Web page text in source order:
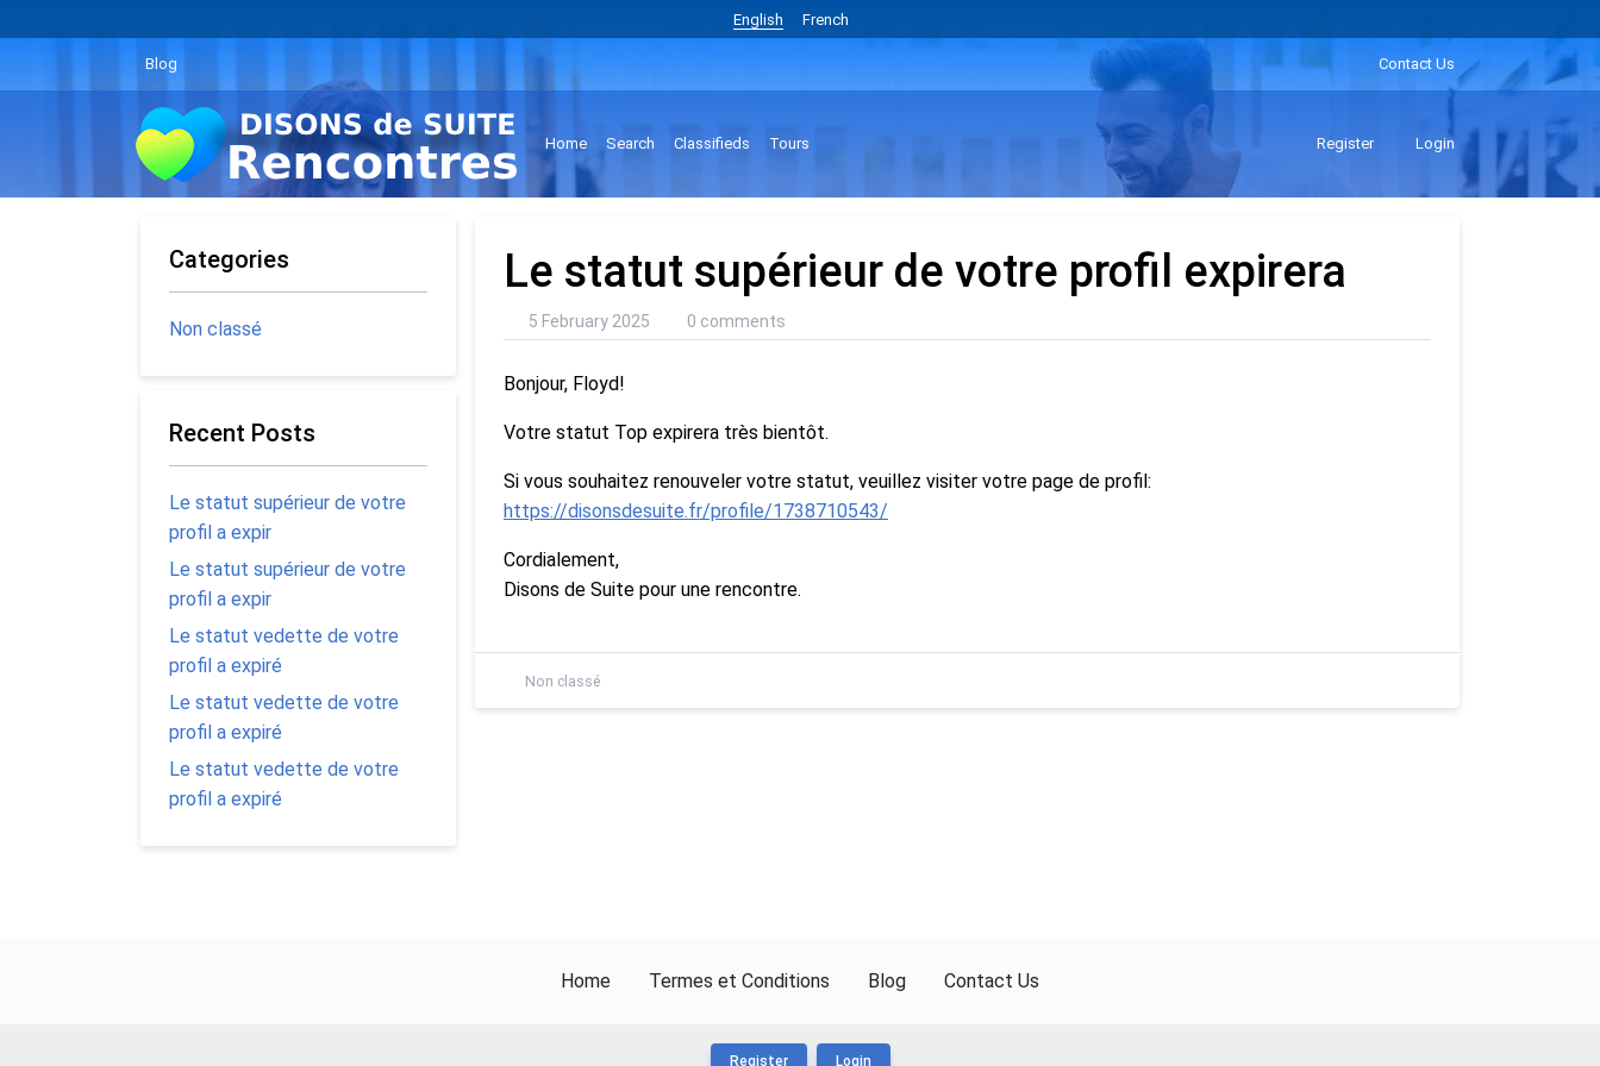
English French
Blog Contact Us
Home Search Classifieds Tours Register Login
Le statut supérieur de votre profil expirera
5 February 2025 0 comments
Bonjour, Floyd!
Votre statut Top expirera très bientôt.
Si vous souhaitez renouveler votre statut, veuillez visiter votre page de profil:
https://disonsdesuite.fr/profile/1738710543/
Cordialement,
Disons de Suite pour une rencontre.
Non classé
Categories
Non classé
Recent Posts
Le statut supérieur de votre
profil a expir
Le statut supérieur de votre
profil a expir
Le statut vedette de votre
profil a expiré
Le statut vedette de votre
profil a expiré
Le statut vedette de votre
profil a expiré
Home Termes et Conditions Blog Contact Us
Register Login